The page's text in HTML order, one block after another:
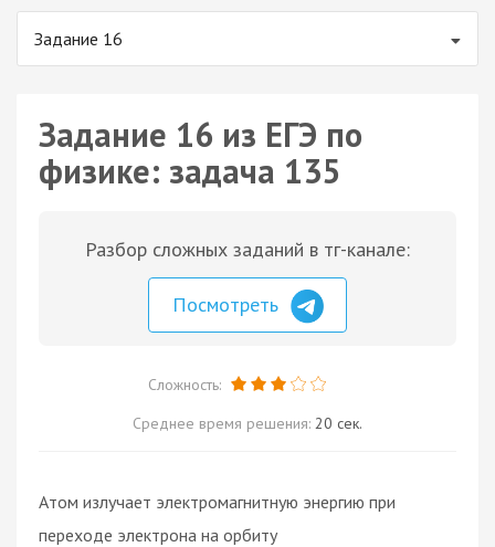
Задание 16
Задание 16 из ЕГЭ по
физике: задача 135
Разбор сложных заданий в тг-канале:
Посмотреть
Сложность:
Среднее время решения: 20 сек.
Атом излучает электромагнитную энергию при
переходе электрона на орбиту